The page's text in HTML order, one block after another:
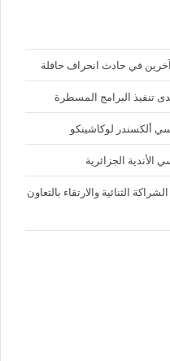
تنفيذ البرامج المسطرة
ألكسندر لوكاشينكو
الجزائرية
الثنائية والارتقاء بالتعاون